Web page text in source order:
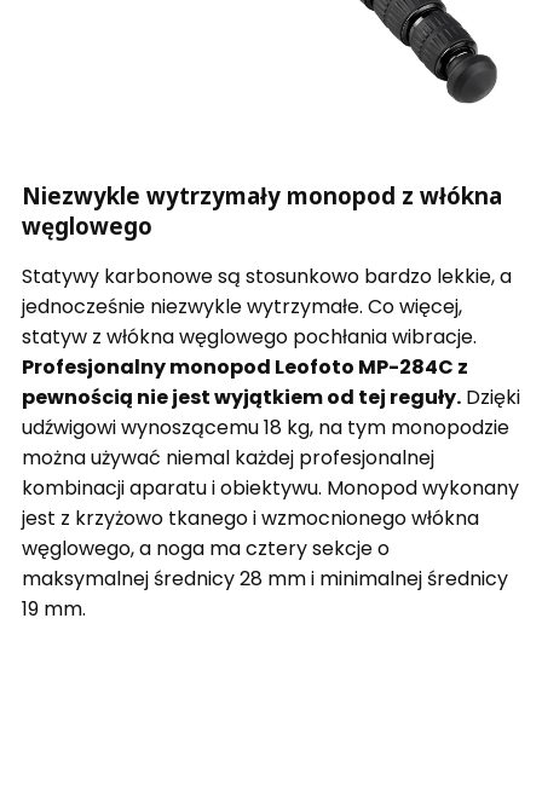
Niezwykle wytrzymały monopod z włókna
węglowego
Statywy karbonowe są stosunkowo bardzo lekkie, a
jednocześnie niezwykle wytrzymałe. Co więcej,
statyw z włókna węglowego pochłania wibracje.
Profesjonalny monopod Leofoto MP-284C z
pewnością nie jest wyjątkiem od tej reguły. Dzięki
udźwigowi wynoszącemu 18 kg, na tym monopodzie
można używać niemal każdej profesjonalnej
kombinacji aparatu i obiektywu. Monopod wykonany
jest z krzyżowo tkanego i wzmocnionego włókna
węglowego, a noga ma cztery sekcje o
maksymalnej średnicy 28 mm i minimalnej średnicy
19 mm.